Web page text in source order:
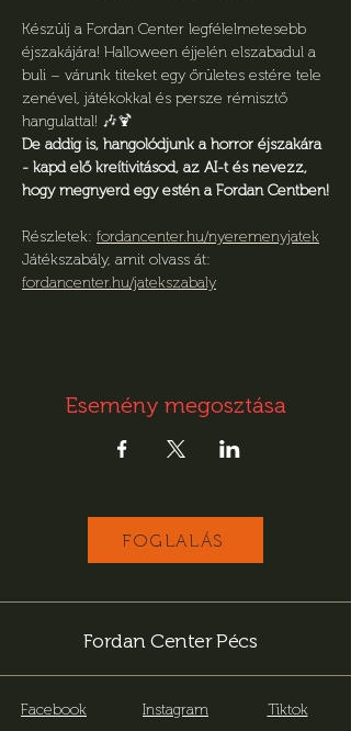
Készülj a Fordan Center legfélelmetesebb
éjszakájára! Halloween éjjelén elszabadul a
buli – várunk titeket egy őrületes estére tele
zenével, játékokkal és persze rémisztő
hangulattal! 🎶🍹
De addig is, hangolódjunk a horror éjszakára
- kapd elő kreítivitásod, az AI-t és nevezz,
hogy megnyerd egy estén a Fordan Centben!
Részletek: fordancenter.hu/nyeremenyjatek
Játékszabály, amit olvass át:
fordancenter.hu/jatekszabaly
Esemény megosztása
FOGLALÁS
Fordan Center Pécs
Facebook Instagram Tiktok